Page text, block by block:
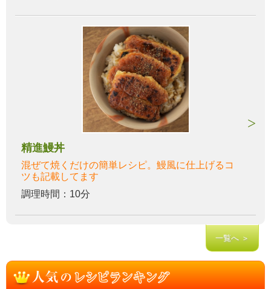
精進鰻丼
混ぜて焼くだけの簡単レシピ。鰻風に仕上げるコ
ツも記載してます
調理時間：10分
一覧へ ＞